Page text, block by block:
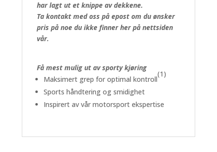
har lagt ut et knippe av dekkene.
Ta kontakt med oss på epost om du ønsker
pris på noe du ikke finner her på nettsiden
vår.
Få mest mulig ut av sporty kjøring
Maksimert grep for optimal kontroll
(1)
Sports håndtering og smidighet
Inspirert av vår motorsport ekspertise